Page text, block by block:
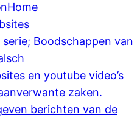
Home
Boodschappen van
en youtube video’s
zaken.
berichten van de